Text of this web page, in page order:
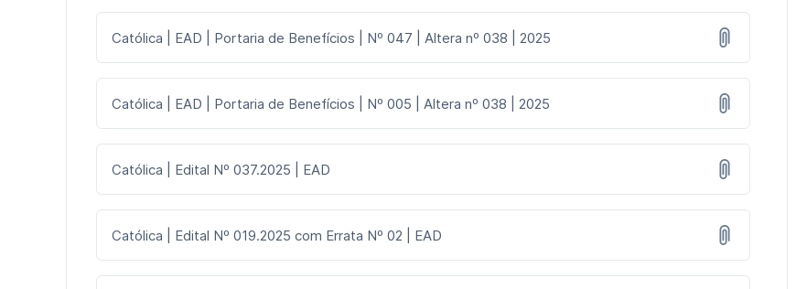
Católica | EAD | Portaria de Benefícios | Nº 047 | Altera nº 038 | 2025
Católica | EAD | Portaria de Benefícios | Nº 005 | Altera nº 038 | 2025
Católica | Edital Nº 037.2025 | EAD
Católica | Edital Nº 019.2025 com Errata Nº 02 | EAD